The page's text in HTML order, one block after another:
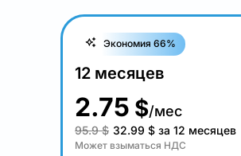
Экономия 66%
12 месяцев
2.75 $/мес
95.9 $ 32.99 $ за 12 месяцев
Может взыматься НДС